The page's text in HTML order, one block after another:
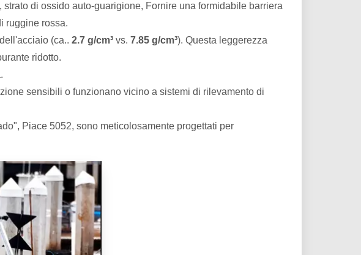
di ossido auto-guarigione, Fornire una formidabile barriera
ruggine rossa.
(ca.. 2.7 g/cm³ vs. 7.85 g/cm³). Questa leggerezza
ridotto.
sensibili o funzionano vicino a sistemi di rilevamento di
Piace 5052, sono meticolosamente progettati per